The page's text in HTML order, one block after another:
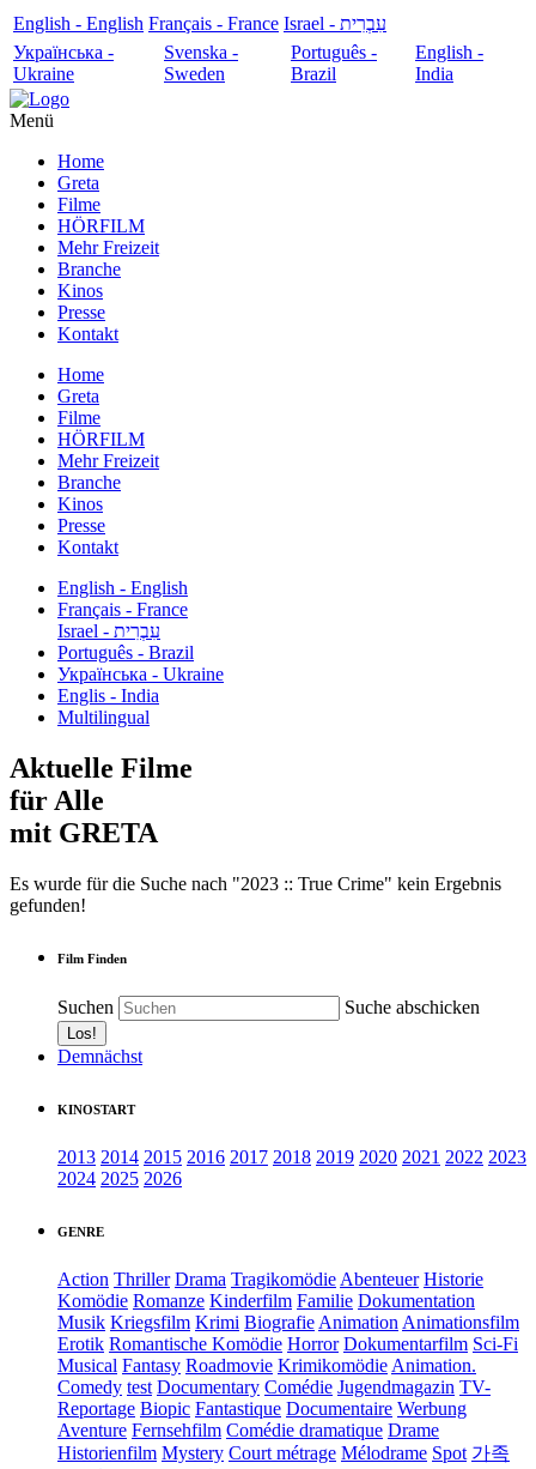
English - English Français - France
עִבְרִית - Israel
Українська -
Ukraine
Svenska -
Sweden
Português -
Brazil
English -
India
Menü
Home
Greta
Filme
HÖRFILM
Mehr Freizeit
Branche
Kinos
Presse
Kontakt
Home
Greta
Filme
HÖRFILM
Mehr Freizeit
Branche
Kinos
Presse
Kontakt
English - English
Français - France
עִבְרִית - Israel
Português - Brazil
Українська - Ukraine
Englis - India
Multilingual
Aktuelle Filme
für Alle
mit GRETA
Es wurde für die Suche nach "2023 :: True Crime" kein Ergebnis
gefunden!
Film Finden
Suchen Suche abschicken
Demnächst
KINOSTART
2013 2014 2015 2016 2017 2018 2019 2020 2021 2022 2023
2024 2025 2026
GENRE
Action Thriller Drama Tragikomödie Abenteuer Historie
Komödie Romanze Kinderfilm Familie Dokumentation
Musik Kriegsfilm Krimi Biografie Animation Animationsfilm
Erotik Romantische Komödie Horror Dokumentarfilm Sci-Fi
Musical Fantasy Roadmovie Krimikomödie Animation.
Comedy test Documentary Comédie Jugendmagazin TV-
Reportage Biopic Fantastique Documentaire Werbung
Aventure Fernsehfilm Comédie dramatique Drame
Historienfilm Mystery Court métrage Mélodrame Spot 가족